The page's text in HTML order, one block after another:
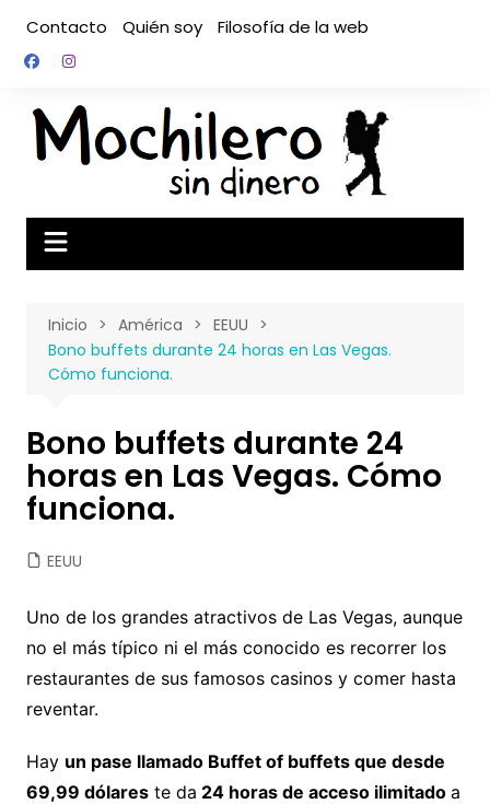
contenido
Contacto Quién soy Filosofía de la web
Inicio América
EEUU
Bono buffets durante 24 horas en Las Vegas.
Cómo funciona.
Bono buffets durante 24
horas en Las Vegas. Cómo
funciona.
EEUU
Uno de los grandes atractivos de Las Vegas, aunque
no el más típico ni el más conocido es recorrer los
restaurantes de sus famosos casinos y comer hasta
reventar.
Hay un pase llamado Buffet of buffets que desde
69,99 dólareste da 24 horas de acceso ilimitado a